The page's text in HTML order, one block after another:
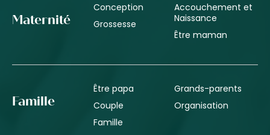
Maternité
Conception
Grossesse
Accouchement et
Naissance
Être maman
Famille
Être papa
Couple
Famille
Grands-parents
Organisation